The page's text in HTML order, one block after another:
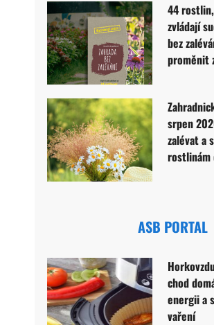
44
zvládají
bez
proměnit
srpen
zalévat a
rostlinám
ASB PORTAL
chod
energii a
vaření